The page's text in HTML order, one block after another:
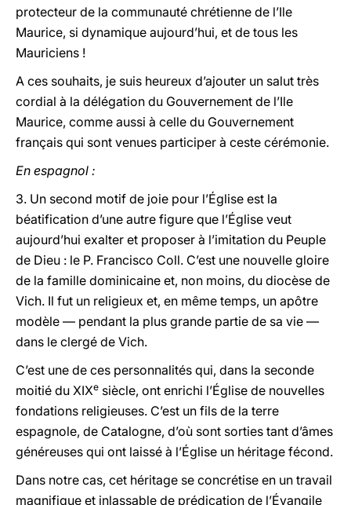
protecteur de la communauté chrétienne de l’Ile
Maurice, si dynamique aujourd’hui, et de tous les
Mauriciens !
A ces souhaits, je suis heureux d’ajouter un salut très
cordial à la délégation du Gouvernement de l’Ile
Maurice, comme aussi à celle du Gouvernement
français qui sont venues participer à ceste cérémonie.
En espagnol :
3. Un second motif de joie pour l’Église est la
béatification d’une autre figure que l’Église veut
aujourd’hui exalter et proposer à l’imitation du Peuple
de Dieu : le P. Francisco Coll. C’est une nouvelle gloire
de la famille dominicaine et, non moins, du diocèse de
Vich. Il fut un religieux et, en même temps, un apôtre
modèle — pendant la plus grande partie de sa vie —
dans le clergé de Vich.
C’est une de ces personnalités qui, dans la seconde
moitié du XIXe siècle, ont enrichi l’Église de nouvelles
fondations religieuses. C’est un fils de la terre
espagnole, de Catalogne, d’où sont sorties tant d’âmes
généreuses qui ont laissé à l’Église un héritage fécond.
Dans notre cas, cet héritage se concrétise en un travail
magnifique et inlassable de prédication de l’Évangile